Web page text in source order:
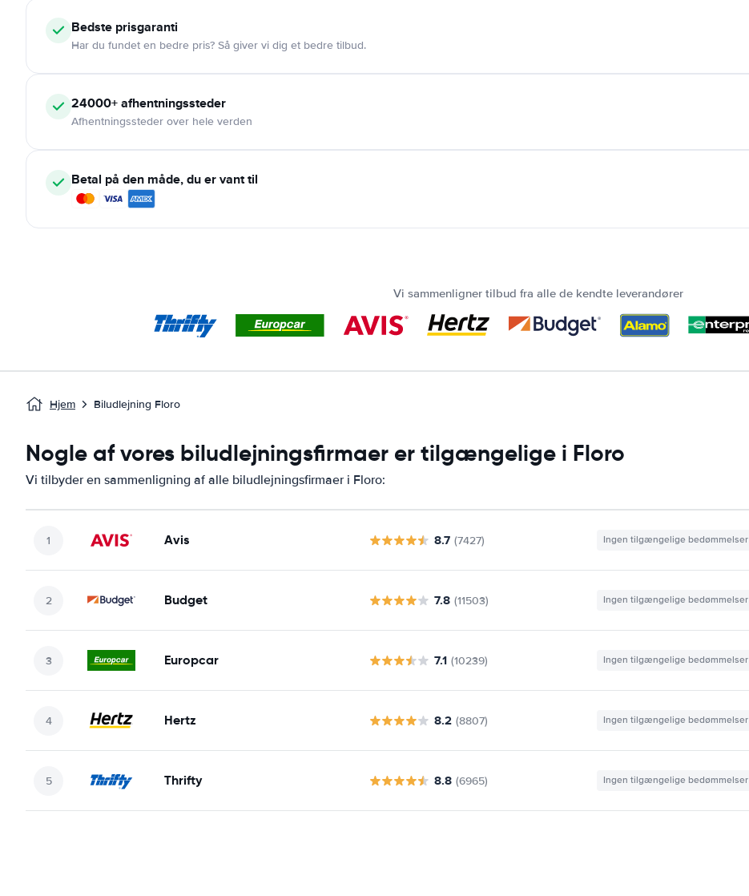
Bedste prisgaranti
Har du fundet en bedre pris? Så giver vi dig et bedre tilbud.
24000+afhentningssteder
Afhentningssteder over hele verden
Betal på den måde, du er vant til
Vi sammenligner tilbud fra alle de kendte leverandører
Hjem Biludlejning Floro
Nogle af vores biludlejningsfirmaer er tilgængelige i Floro
Vi tilbyder en sammenligning af alle biludlejningsfirmaer i Floro:
Avis 8.7 (7427) Ingen tilgængelige bedømmelser
Budget 7.8 (11503) Ingen tilgængelige bedømmelser
Europcar 7.1 (10239) Ingen tilgængelige bedømmelser
Hertz 8.2 (8807) Ingen tilgængelige bedømmelser
Thrifty 8.8 (6965) Ingen tilgængelige bedømmelser